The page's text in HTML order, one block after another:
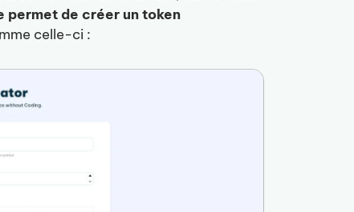
permet de créer un token
celle-ci :